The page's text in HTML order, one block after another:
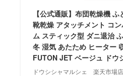
【公式通販】布団乾燥機 ふ
靴乾燥 アタッチメント コ
ム スティック型 ダニ退治
冬 湿気 あたため ヒーター
FUTON JET ベージュ ドウ
ドウシシャマルシェ 楽天市場店